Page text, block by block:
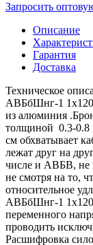
Запросить
Описание
Гарантия
Доставка
Техническое
АВБбШнг-1 1х120
из алюминия
толщиной 0.3-0.8
см обхватывает
лежат друг на
числе и АВБВ, не
не смотря на то,
относительное
АВБбШнг-1 1х120
переменного
проводить
Расшифровка